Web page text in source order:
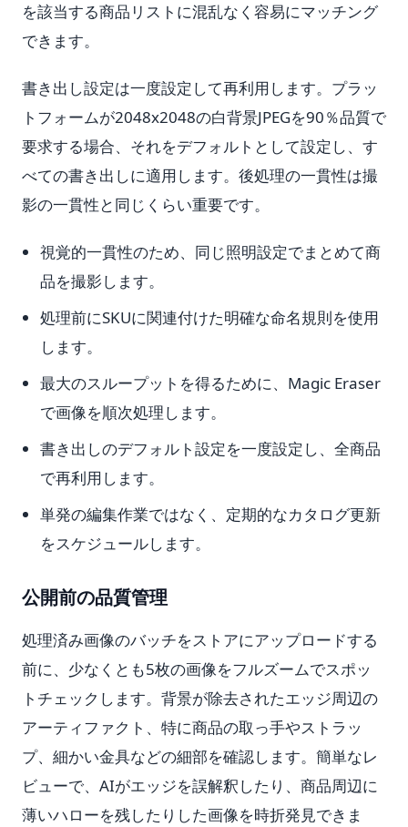
を該当する商品リストに混乱なく容易にマッチング
できます。
書き出し設定は一度設定して再利用します。プラッ
トフォームが2048x2048の白背景JPEGを90％品質で
要求する場合、それをデフォルトとして設定し、す
べての書き出しに適用します。後処理の一貫性は撮
影の一貫性と同じくらい重要です。
視覚的一貫性のため、同じ照明設定でまとめて商
品を撮影します。
処理前にSKUに関連付けた明確な命名規則を使用
します。
最大のスループットを得るために、Magic Eraser
で画像を順次処理します。
書き出しのデフォルト設定を一度設定し、全商品
で再利用します。
単発の編集作業ではなく、定期的なカタログ更新
をスケジュールします。
公開前の品質管理
処理済み画像のバッチをストアにアップロードする
前に、少なくとも5枚の画像をフルズームでスポッ
トチェックします。背景が除去されたエッジ周辺の
アーティファクト、特に商品の取っ手やストラッ
プ、細かい金具などの細部を確認します。簡単なレ
ビューで、AIがエッジを誤解釈したり、商品周辺に
薄いハローを残したりした画像を時折発見できま